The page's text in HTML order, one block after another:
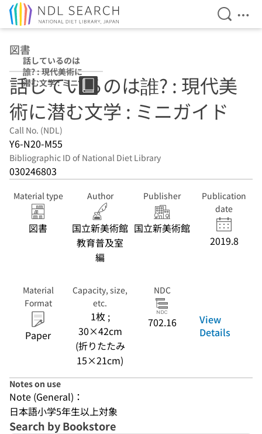
Open
図書
話しているのは
誰? : 現代美術に
潜む文学 : ミニガ
イド
話しているのは誰? : 現代美
術に潜む文学 : ミニガイド
Call No. (NDL)
Y6-N20-M55
Bibliographic ID of National Diet Library
030246803
Material type
図書
Author
国立新美術館
教育普及室
編
Publisher
国立新美術館
Publication
date
2019.8
Material
Format
Paper
Capacity, size,
etc.
1枚 ;
30×42cm
(折りたたみ
15×21cm)
NDC
702.16
View
Details
Notes on use
Note (General)：
日本語小学5年生以上対象
Search by Bookstore